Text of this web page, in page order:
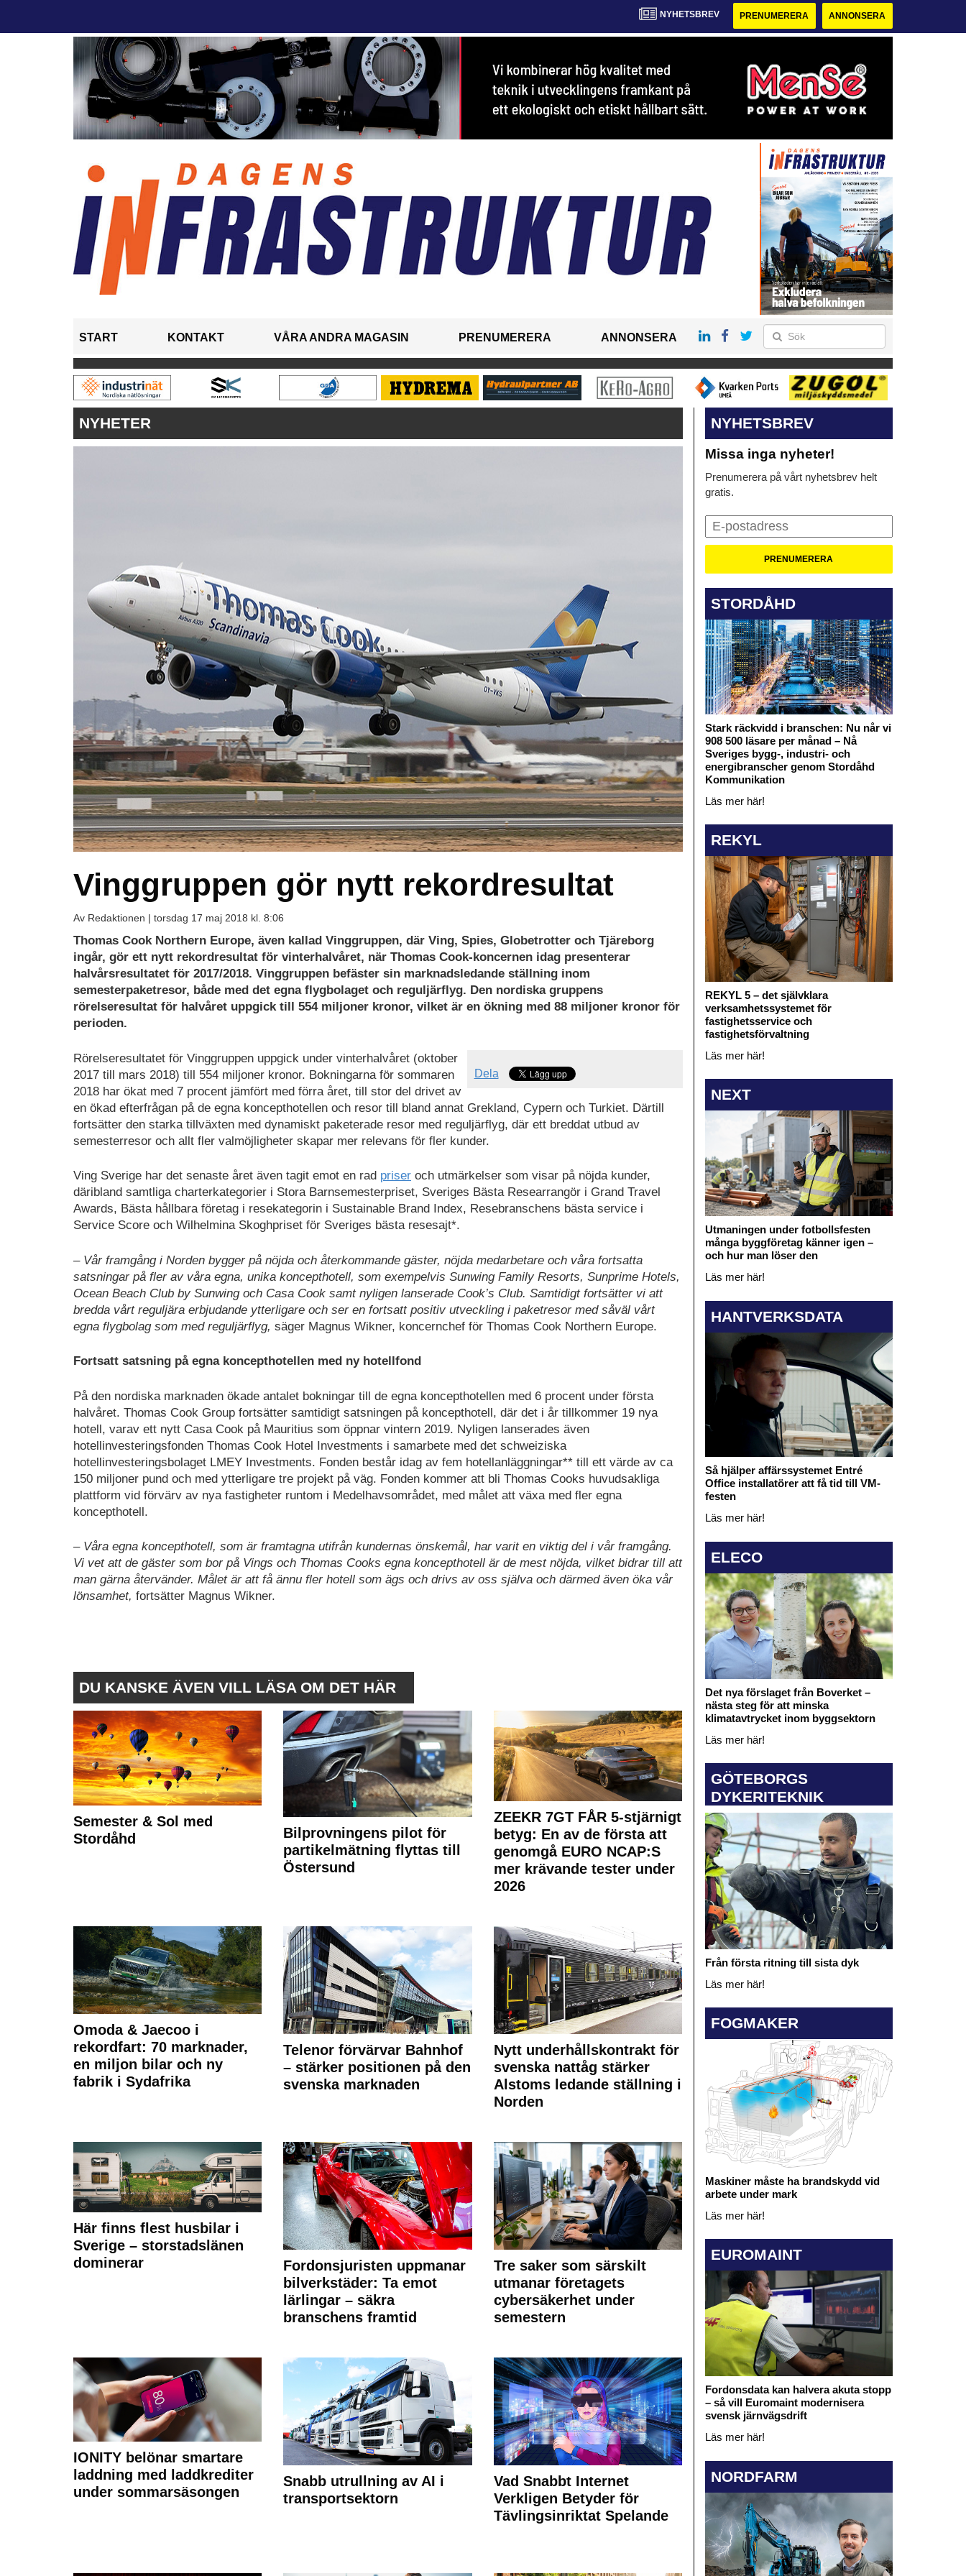
NYHETSBREV PRENUMERERA ANNONSERA
START KONTAKT VÅRA ANDRA MAGASIN PRENUMERERA ANNONSERA
NYHETER
Vinggruppen gör nytt rekordresultat
Av Redaktionen | torsdag 17 maj 2018 kl. 8:06
Thomas Cook Northern Europe, även kallad Vinggruppen, där Ving, Spies, Globetrotter och Tjäreborg
ingår, gör ett nytt rekordresultat för vinterhalvåret, när Thomas Cook-koncernen idag presenterar
halvårsresultatet för 2017/2018. Vinggruppen befäster sin marknadsledande ställning inom
semesterpaketresor, både med det egna flygbolaget och reguljärflyg. Den nordiska gruppens
rörelseresultat för halvåret uppgick till 554 miljoner kronor, vilket är en ökning med 88 miljoner kronor för
perioden.
Dela
Rörelseresultatet för Vinggruppen uppgick under vinterhalvåret (oktober
2017 till mars 2018) till 554 miljoner kronor. Bokningarna för sommaren
2018 har ökat med 7 procent jämfört med förra året, till stor del drivet av
en ökad efterfrågan på de egna koncepthotellen och resor till bland annat Grekland, Cypern och Turkiet. Därtill
fortsätter den starka tillväxten med dynamiskt paketerade resor med reguljärflyg, där ett breddat utbud av
semesterresor och allt fler valmöjligheter skapar mer relevans för fler kunder.
Ving Sverige har det senaste året även tagit emot en rad priser och utmärkelser som visar på nöjda kunder,
däribland samtliga charterkategorier i Stora Barnsemesterpriset, Sveriges Bästa Researrangör i Grand Travel
Awards, Bästa hållbara företag i resekategorin i Sustainable Brand Index, Resebranschens bästa service i
Service Score och Wilhelmina Skoghpriset för Sveriges bästa resesajt*.
–Vår framgång i Norden bygger på nöjda och återkommande gäster, nöjda medarbetare och våra fortsatta
satsningar på fler av våra egna, unika koncepthotell, som exempelvis Sunwing Family Resorts, Sunprime Hotels,
Ocean Beach Club by Sunwing och Casa Cook samt nyligen lanserade Cook’s Club. Samtidigt fortsätter vi att
bredda vårt reguljära erbjudande ytterligare och ser en fortsatt positiv utveckling i paketresor med såväl vårt
egna flygbolag som med reguljärflyg, säger Magnus Wikner, koncernchef för Thomas Cook Northern Europe.
Fortsatt satsning på egna koncepthotellen med ny hotellfond
På den nordiska marknaden ökade antalet bokningar till de egna koncepthotellen med 6 procent under första
halvåret. Thomas Cook Group fortsätter samtidigt satsningen på koncepthotell, där det i år tillkommer 19 nya
hotell, varav ett nytt Casa Cook på Mauritius som öppnar vintern 2019. Nyligen lanserades även
hotellinvesteringsfonden Thomas Cook Hotel Investments i samarbete med det schweiziska
hotellinvesteringsbolaget LMEY Investments. Fonden består idag av fem hotellanläggningar** till ett värde av ca
150 miljoner pund och med ytterligare tre projekt på väg. Fonden kommer att bli Thomas Cooks huvudsakliga
plattform vid förvärv av nya fastigheter runtom i Medelhavsområdet, med målet att växa med fler egna
koncepthotell.
– Våra egna koncepthotell, som är framtagna utifrån kundernas önskemål, har varit en viktig del i vår framgång.
Vi vet att de gäster som bor på Vings och Thomas Cooks egna koncepthotell är de mest nöjda, vilket bidrar till att
man gärna återvänder. Målet är att få ännu fler hotell som ägs och drivs av oss själva och därmed även öka vår
lönsamhet, fortsätter Magnus Wikner.
DU KANSKE ÄVEN VILL LÄSA OM DET HÄR
Semester & Sol med
Stordåhd
Bilprovningens pilot för
partikelmätning flyttas till
Östersund
ZEEKR 7GT FÅR 5-stjärnigt
betyg: En av de första att
genomgå EURO NCAP:S
mer krävande tester under
2026
Omoda & Jaecoo i
rekordfart: 70 marknader,
en miljon bilar och ny
fabrik i Sydafrika
Telenor förvärvar Bahnhof
– stärker positionen på den
svenska marknaden
Nytt underhållskontrakt för
svenska nattåg stärker
Alstoms ledande ställning i
Norden
Här finns flest husbilar i
Sverige – storstadslänen
dominerar
Fordonsjuristen uppmanar
bilverkstäder: Ta emot
lärlingar – säkra
branschens framtid
Tre saker som särskilt
utmanar företagets
cybersäkerhet under
semestern
IONITY belönar smartare
laddning med laddkrediter
under sommarsäsongen
Snabb utrullning av AI i
transportsektorn
Vad Snabbt Internet
Verkligen Betyder för
Tävlingsinriktat Spelande
NYHETSBREV
Missa inga nyheter!
Prenumerera på vårt nyhetsbrev helt
gratis.
STORDÅHD
Stark räckvidd i branschen: Nu når vi
908 500 läsare per månad – Nå
Sveriges bygg-, industri- och
energibranscher genom Stordåhd
Kommunikation
Läs mer här!
REKYL
REKYL 5 – det självklara
verksamhetssystemet för
fastighetsservice och
fastighetsförvaltning
Läs mer här!
NEXT
Utmaningen under fotbollsfesten
många byggföretag känner igen –
och hur man löser den
Läs mer här!
HANTVERKSDATA
Så hjälper affärssystemet Entré
Office installatörer att få tid till VM-
festen
Läs mer här!
ELECO
Det nya förslaget från Boverket –
nästa steg för att minska
klimatavtrycket inom byggsektorn
Läs mer här!
GÖTEBORGS
DYKERITEKNIK
Från första ritning till sista dyk
Läs mer här!
FOGMAKER
Maskiner måste ha brandskydd vid
arbete under mark
Läs mer här!
EUROMAINT
Fordonsdata kan halvera akuta stopp
– så vill Euromaint modernisera
svensk järnvägsdrift
Läs mer här!
NORDFARM